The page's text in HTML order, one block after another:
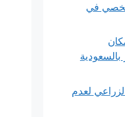
شخصي في
لعدم